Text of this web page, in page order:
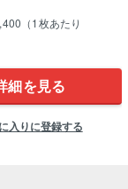
（1枚あたり
細を見る
入りに登録する